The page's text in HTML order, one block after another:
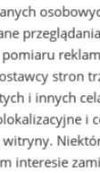
stron
i innych
i
interesie